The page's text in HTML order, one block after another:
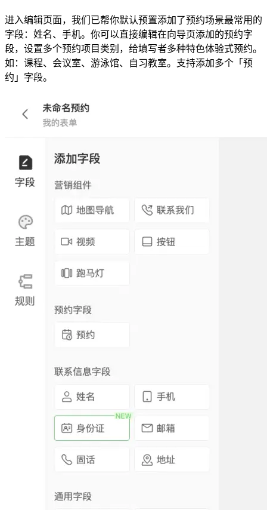
进入编辑页面，我们已帮你默认预置添加了预约场景最常用的
字段：姓名、手机。你可以直接编辑在向导页添加的预约字
段，设置多个预约项目类别，给填写者多种特色体验式预约。
如：课程、会议室、游泳馆、自习教室。支持添加多个「预
约」字段。